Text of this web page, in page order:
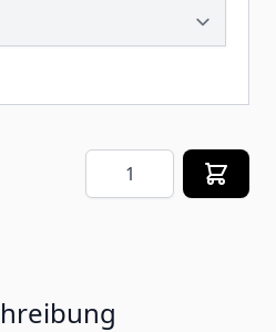
Menge